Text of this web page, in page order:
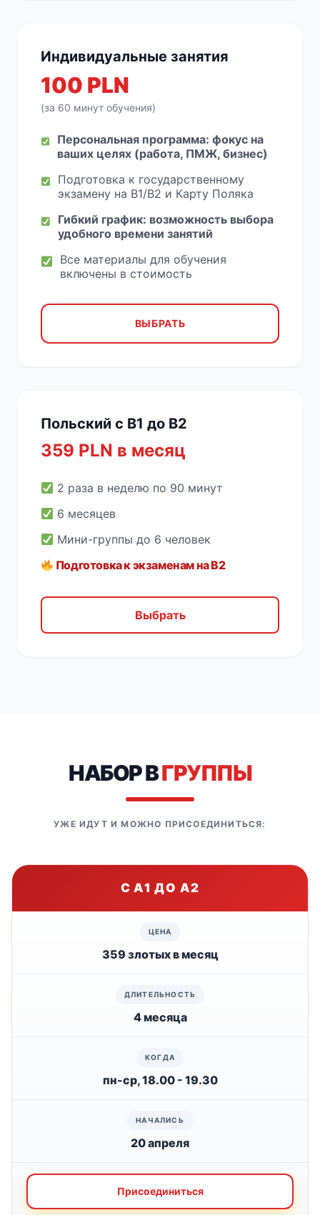
Индивидуальные занятия
100 PLN
(за 60 минут обучения)
Персональная программа: фокус на
ваших целях (работа, ПМЖ, бизнес)
Подготовка к государственному
экзамену на B1/B2 и Карту Поляка
Гибкий график: возможность выбора
удобного времени занятий
Все материалы для обучения
включены в стоимость
ВЫБРАТЬ
Польский с B1 до B2
359 PLN в месяц
2 раза в неделю по 90 минут
6 месяцев
Мини-группы до 6 человек
Подготовка к экзаменам на B2
Выбрать
НАБОР ВГРУППЫ
УЖЕ ИДУТ И МОЖНО ПРИСОЕДИНИТЬСЯ:
С A1 ДО A2
359 злотых в месяц
4 месяца
пн-ср, 18.00 - 19.30
20 апреля
Присоединиться